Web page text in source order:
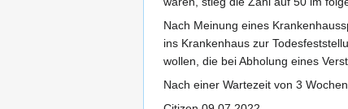
Nach Meinung eines
ins Krankenhaus zur
wollen, die bei Abholung eines
Nach einer Wartezeit von 3